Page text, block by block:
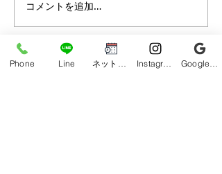
【沖縄市 メンズ脱毛】初
めての脱毛で不安な方へ
｜安心して通える理由が
お客様の口コミで分かる
コメントを追加…
Phone Line